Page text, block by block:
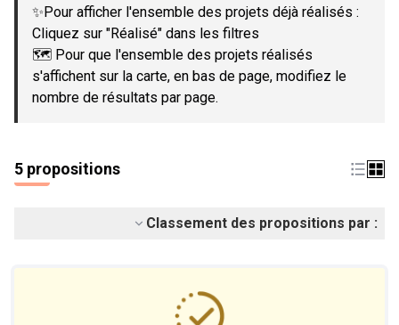
✨Pour afficher l'ensemble des projets déjà réalisés :
Cliquez sur "Réalisé" dans les filtres
🗺️ Pour que l'ensemble des projets réalisés
s'affichent sur la carte, en bas de page, modifiez le
nombre de résultats par page.
5 propositions
Classement des propositions par :